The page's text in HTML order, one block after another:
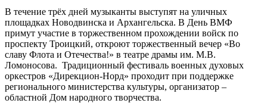
В течение трёх дней музыканты выступят на уличных
площадках Новодвинска и Архангельска. В День ВМФ
примут участие в торжественном прохождении войск по
проспекту Троицкий, откроют торжественный вечер «Во
славу Флота и Отечества!» в театре драмы им. М.В.
Ломоносова. Традиционный фестиваль военных духовых
оркестров «Дирекцион-Норд» проходит при поддержке
регионального министерства культуры, организатор –
областной Дом народного творчества.